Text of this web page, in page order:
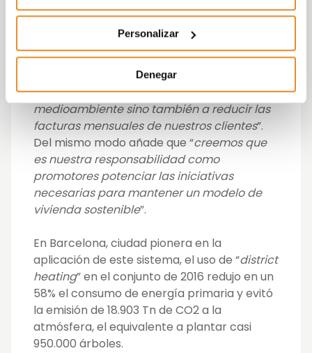
Personalizar
Denegar
Según Miguel Pinto, director general de
estrategia de Vía Célere, “
incorporación de sistema seguimos dando
pasos para optimizar el consumo
energético de nuestros edificios, lo que
contribuye no solo a conservar el
medioambiente sino también a reducir las
facturas mensuales de nuestros clientes”.
Del mismo modo añade que “creemos que
es nuestra responsabilidad como
promotores potenciar las iniciativas
necesarias para mantener un modelo de
vivienda sostenible”.
En Barcelona, ciudad pionera en la
aplicación de este sistema, el uso de “district
heating” en el conjunto de 2016 redujo en un
58% el consumo de energía primaria y evitó
la emisión de 18.903 Tn de CO2 a la
atmósfera, el equivalente a plantar casi
950.000 árboles.